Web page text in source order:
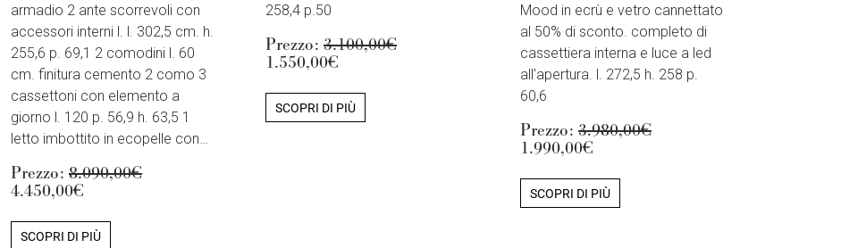
armadio 2 ante scorrevoli con
accessori interni l. l. 302,5 cm. h.
255,6 p. 69,1 2 comodini l. 60
cm. finitura cemento 2 como 3
cassettoni con elemento a
giorno l. 120 p. 56,9 h. 63,5 1
letto imbottito in ecopelle con…
Prezzo: 8.090,00€
4.450,00€
SCOPRI DI PIÙ
258,4 p.50
Prezzo: 3.100,00€
1.550,00€
SCOPRI DI PIÙ
Mood in ecrù e vetro cannettato
al 50% di sconto. completo di
cassettiera interna e luce a led
all'apertura. l. 272,5 h. 258 p.
60,6
Prezzo: 3.980,00€
1.990,00€
SCOPRI DI PIÙ